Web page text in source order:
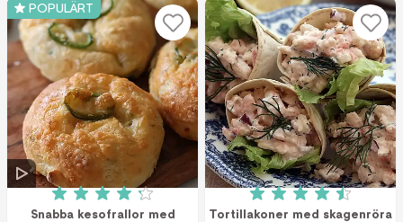
POPULÄRT
Betyg: 4.2 av 5 (76 röster)
Snabba kesofrallor med
Betyg: 4.5 av 5
Tortillakoner med skagenröra